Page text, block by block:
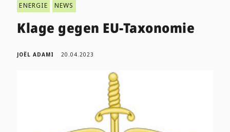
ENERGIE NEWS
Klage gegen EU-Taxonomie
JOËL ADAMI 20.04.2023